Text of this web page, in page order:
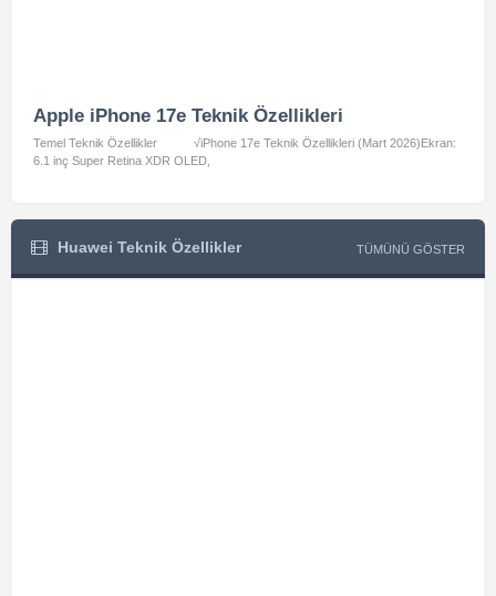
Apple iPhone 17e Teknik Özellikleri
Temel Teknik Özellikler √iPhone 17e Teknik Özellikleri (Mart 2026)Ekran:
6.1 inç Super Retina XDR OLED,
Huawei Teknik Özellikler TÜMÜNÜ GÖSTER